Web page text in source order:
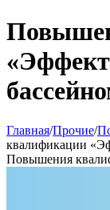
Главная/Прочие/
квалификации
Повышения